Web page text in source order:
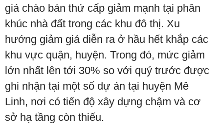
giá chào bán thứ cấp giảm mạnh tại phân
khúc nhà đất trong các khu đô thị. Xu
hướng giảm giá diễn ra ở hầu hết khắp các
khu vực quận, huyện. Trong đó, mức giảm
lớn nhất lên tới 30% so với quý trước được
ghi nhận tại một số dự án tại huyện Mê
Linh, nơi có tiến độ xây dựng chậm và cơ
sở hạ tầng còn thiếu.